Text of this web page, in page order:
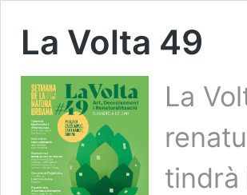
La Volta 49
La
tindrà